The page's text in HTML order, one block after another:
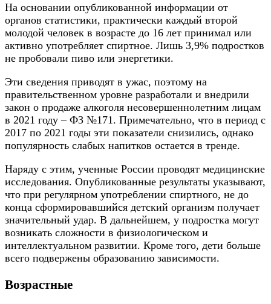
На основании опубликованной информации от
органов статистики, практически каждый второй
молодой человек в возрасте до 16 лет принимал или
активно употребляет спиртное. Лишь 3,9% подростков
не пробовали пиво или энергетики.
Эти сведения приводят в ужас, поэтому на
правительственном уровне разработали и внедрили
закон о продаже алкоголя несовершеннолетним лицам
в 2021 году – ФЗ №171. Примечательно, что в период с
2017 по 2021 годы эти показатели снизились, однако
популярность слабых напитков остается в тренде.
Наряду с этим, ученные России проводят медицинские
исследования. Опубликованные результаты указывают,
что при регулярном употреблении спиртного, не до
конца сформировавшийся детский организм получает
значительный удар. В дальнейшем, у подростка могут
возникать сложности в физиологическом и
интеллектуальном развитии. Кроме того, дети больше
всего подвержены образованию зависимости.
Возрастные